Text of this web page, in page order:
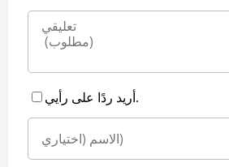
أريد ردًا على رأيي.